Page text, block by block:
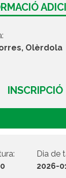
Olèrdola
INSCRIPCIÓ
Dia de
2026-